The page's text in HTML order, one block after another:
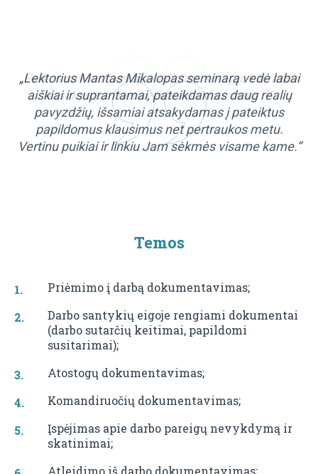
„Lektorius Mantas Mikalopas seminarą vedė labai
aiškiai ir suprantamai, pateikdamas daug realių
pavyzdžių, išsamiai atsakydamas į pateiktus
papildomus klausimus net pertraukos metu.
Vertinu puikiai ir linkiu Jam sėkmės visame kame.”
Temos
Priėmimo į darbą dokumentavimas;
Darbo santykių eigoje rengiami dokumentai
(darbo sutarčių keitimai, papildomi
susitarimai);
Atostogų dokumentavimas;
Komandiruočių dokumentavimas;
Įspėjimas apie darbo pareigų nevykdymą ir
skatinimai;
Atleidimo iš darbo dokumentavimas;